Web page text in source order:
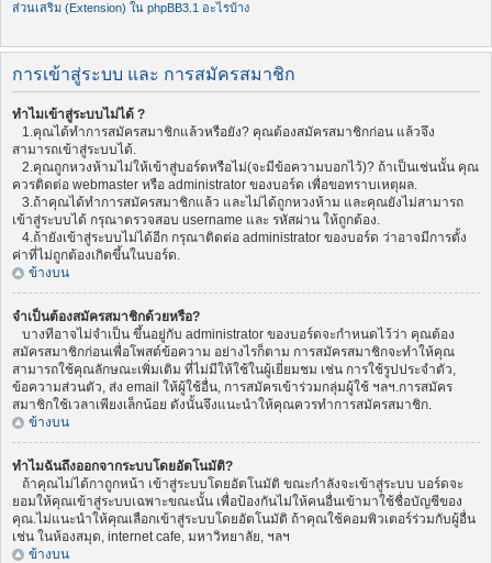
ส่วนเสริม (Extension) ใน phpBB3.1 อะไรบ้าง
การเข้าสู่ระบบ และ การสมัครสมาชิก
ทำไมเข้าสู่ระบบไม่ได้ ?
1.คุณได้ทำการสมัครสมาชิกแล้วหรือยัง? คุณต้องสมัครสมาชิกก่อน แล้วจึง
สามารถเข้าสู่ระบบได้.
2.คุณถูกหวงห้ามไม่ให้เข้าสู่บอร์ดหรือไม่(จะมีข้อความบอกไว้)? ถ้าเป็นเช่นนั้น คุณ
ควรติดต่อ webmaster หรือ administrator ของบอร์ด เพื่อขอทราบเหตุผล.
3.ถ้าคุณได้ทำการสมัครสมาชิกแล้ว และไม่ได้ถูกหวงห้าม และคุณยังไม่สามารถ
เข้าสู่ระบบได้ กรุณาตรวจสอบ username และ รหัสผ่าน ให้ถูกต้อง.
4.ถ้ายังเข้าสู่ระบบไม่ได้อีก กรุณาติดต่อ administrator ของบอร์ด ว่าอาจมีการตั้ง
ค่าที่ไม่ถูกต้องเกิดขึ้นในบอร์ด.
ข้างบน
จำเป็นต้องสมัครสมาชิกด้วยหรือ?
บางทีอาจไม่จำเป็น ขึ้นอยู่กับ administrator ของบอร์ดจะกำหนดไว้ว่า คุณต้อง
สมัครสมาชิกก่อนเพื่อโพสต์ข้อความ อย่างไรก็ตาม การสมัครสมาชิกจะทำให้คุณ
สามารถใช้คุณลักษณะเพิ่มเติม ที่ไม่มีให้ใช้ในผู้เยี่ยมชม เช่น การใช้รูปประจำตัว,
ข้อความส่วนตัว, ส่ง email ให้ผู้ใช้อื่น, การสมัครเข้าร่วมกลุ่มผู้ใช้ ฯลฯ.การสมัคร
สมาชิกใช้เวลาเพียงเล็กน้อย ดังนั้นจึงแนะนำให้คุณควรทำการสมัครสมาชิก.
ข้างบน
ทำไมฉันถึงออกจากระบบโดยอัตโนมัติ?
ถ้าคุณไม่ได้กาถูกหน้า เข้าสู่ระบบโดยอัตโนมัติ ขณะกำลังจะเข้าสู่ระบบ บอร์ดจะ
ยอมให้คุณเข้าสู่ระบบเฉพาะขณะนั้น เพื่อป้องกันไม่ให้คนอื่นเข้ามาใช้ชื่อบัญชีของ
คุณ.ไม่แนะนำให้คุณเลือกเข้าสู่ระบบโดยอัตโนมัติ ถ้าคุณใช้คอมพิวเตอร์ร่วมกับผู้อื่น
เช่น ในห้องสมุด, internet cafe, มหาวิทยาลัย, ฯลฯ
ข้างบน